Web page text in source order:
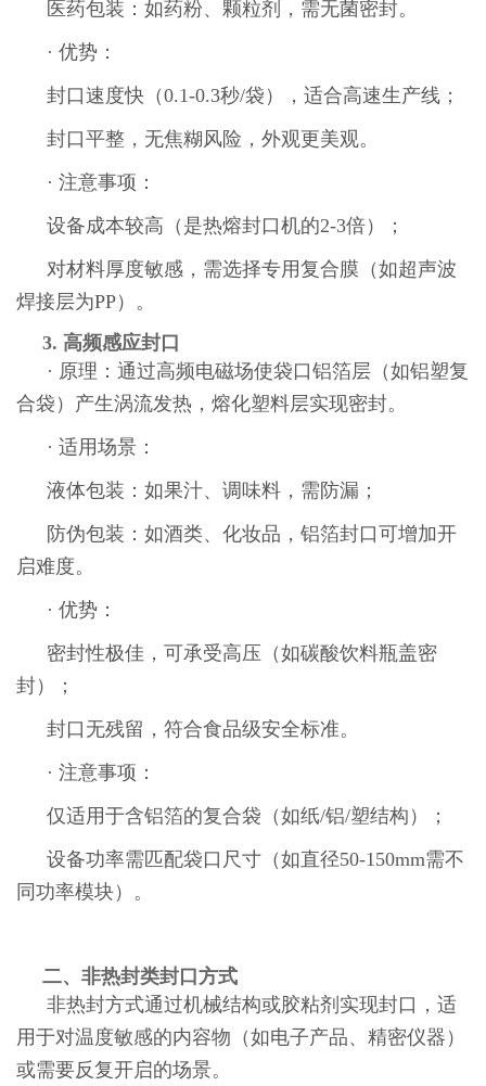
医药包装：如药粉、颗粒剂，需无菌密封。
· 优势：
封口速度快（0.1-0.3秒/袋），适合高速生产线；
封口平整，无焦糊风险，外观更美观。
· 注意事项：
设备成本较高（是热熔封口机的2-3倍）；
对材料厚度敏感，需选择专用复合膜（如超声波
焊接层为PP）。
3. 高频感应封口
· 原理：通过高频电磁场使袋口铝箔层（如铝塑复
合袋）产生涡流发热，熔化塑料层实现密封。
· 适用场景：
液体包装：如果汁、调味料，需防漏；
防伪包装：如酒类、化妆品，铝箔封口可增加开
启难度。
· 优势：
密封性极佳，可承受高压（如碳酸饮料瓶盖密
封）；
封口无残留，符合食品级安全标准。
· 注意事项：
仅适用于含铝箔的复合袋（如纸/铝/塑结构）；
设备功率需匹配袋口尺寸（如直径50-150mm需不
同功率模块）。
二、非热封类封口方式
非热封方式通过机械结构或胶粘剂实现封口，适
用于对温度敏感的内容物（如电子产品、精密仪器）
或需要反复开启的场景。